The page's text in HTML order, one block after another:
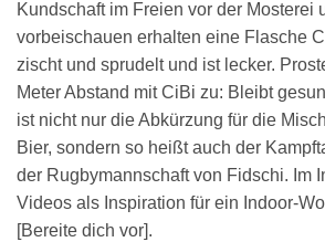
Kundschaft im Freien vor der Mosterei
vorbeischauen erhalten eine Flasche
zischt und sprudelt und ist lecker.
Meter Abstand mit CiBi zu: Bleibt
ist nicht nur die Abkürzung für die
Bier, sondern so heißt auch der
der Rugbymannschaft von Fidschi. Im
Videos als Inspiration für ein Indoor-
[Bereite dich vor].